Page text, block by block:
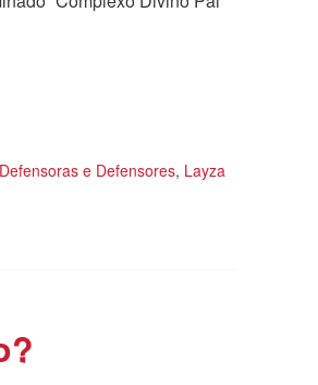
Defensoras e Defensores, Layza